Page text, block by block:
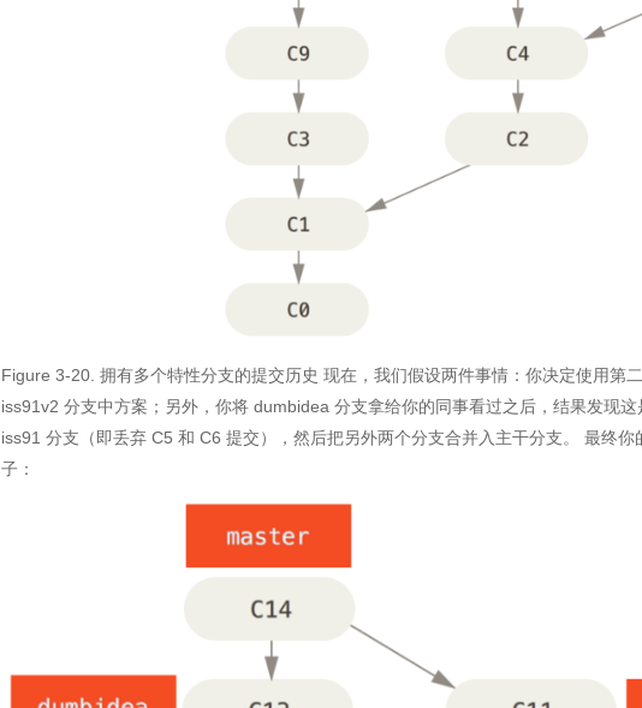
Figure 3-20. 拥有多个特性分支的提交历史 现在，我们假设两件事情：你决定使用第
iss91v2 分支中方案；另外，你将 dumbidea 分支拿给你的同事看过之后，结果发现
iss91 分支（即丢弃 C5 和 C6 提交），然后把另外两个分支合并入主干分支。 最终
子：